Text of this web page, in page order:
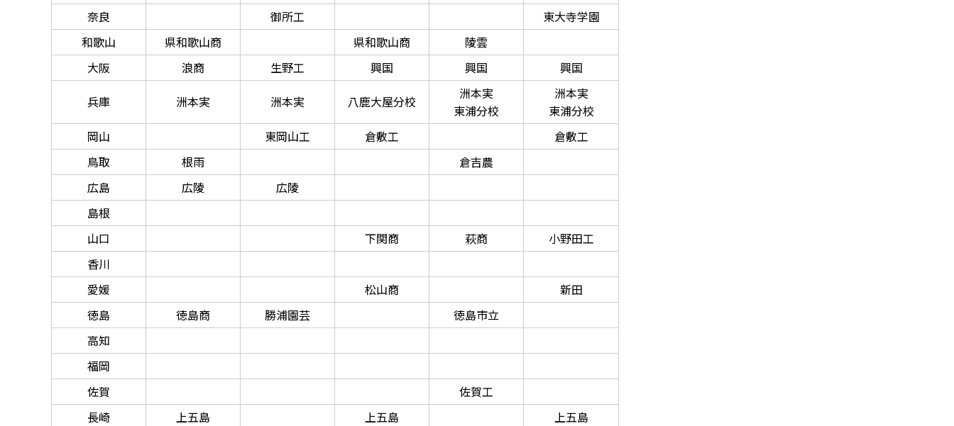
奈良
御所工
東大寺学園
和歌山
県和歌山商 県和歌山商
陵雲
大阪
浪商 生野工 興国 興国
興国
兵庫
洲本実 洲本実 八鹿大屋分校
洲本実
東浦分校
洲本実
東浦分校
岡山
東岡山工 倉敷工
倉敷工
鳥取
根雨
倉吉農
広島
広陵
広陵
島根
山口
下関商 萩商
小野田工
香川
愛媛
松山商
新田
徳島
徳島商 勝浦園芸
徳島市立
高知
福岡
佐賀
佐賀工
長崎
上五島 上五島
上五島